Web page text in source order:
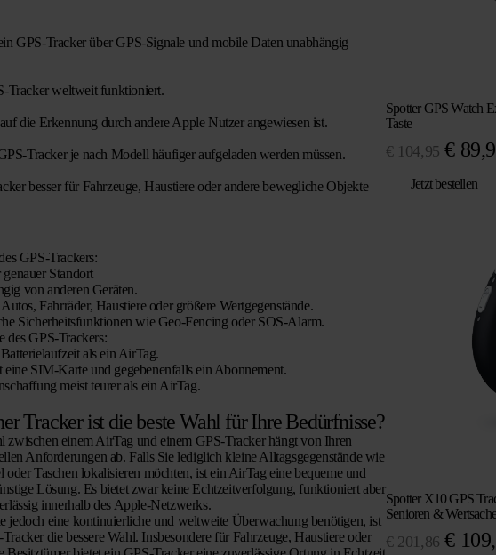
GPS-Tracker über GPS-Signale und mobile Daten unabhängig
Tracker weltweit funktioniert.
die Erkennung durch andere Apple Nutzer angewiesen ist.
Tracker je nach Modell häufiger aufgeladen werden müssen.
besser für Fahrzeuge, Haustiere oder andere bewegliche Objekte
GPS-Trackers:
Standort
von anderen Geräten.
Fahrräder, Haustiere oder größere Wertgegenstände.
Sicherheitsfunktionen wie Geo-Fencing oder SOS-Alarm.
des GPS-Trackers:
als ein AirTag.
eine SIM-Karte und gegebenenfalls ein Abonnement.
meist teurer als ein AirTag.
Tracker ist die beste Wahl für Ihre Bedürfnisse?
zwischen einem AirTag und einem GPS-Tracker hängt von Ihren
Anforderungen ab. Falls Sie lediglich kleine Alltagsgegenstände wie
oder Taschen lokalisieren möchten, ist ein AirTag eine bequeme und
Lösung. Es bietet zwar keine Echtzeitverfolgung, funktioniert aber
innerhalb des Apple-Netzwerks.
jedoch eine kontinuierliche und weltweite Überwachung benötigen, ist
die bessere Wahl. Insbesondere für Fahrzeuge, Haustiere oder
Spotter GPS Watch
Taste
€ 104,95
Preis
€
Jetzt bestellen
Spotter X10 GPS
Senioren &
€ 201,86 €